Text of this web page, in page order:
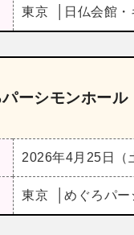
東京 日仏会館
ーシモンホー
2026年4月25日（
東京 めぐろパ